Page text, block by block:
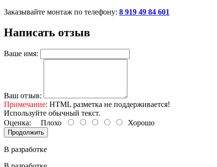
Заказывайте монтаж по телефону: 8 919 49 84 601
Написать отзыв
Ваше имя:
Ваш отзыв:
Примечание: HTML разметка не поддерживается!
Используйте обычный текст.
Оценка: Плохо Хорошо
Продолжить
В разработке